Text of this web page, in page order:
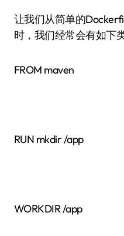
让我们从简单的
时，我们经常会有如下
FROM maven
RUN mkdir /app
WORKDIR /app